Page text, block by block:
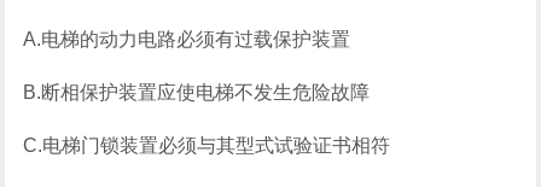
A.电梯的动力电路必须有过载保护装置
B.断相保护装置应使电梯不发生危险故障
C.电梯门锁装置必须与其型式试验证书相符